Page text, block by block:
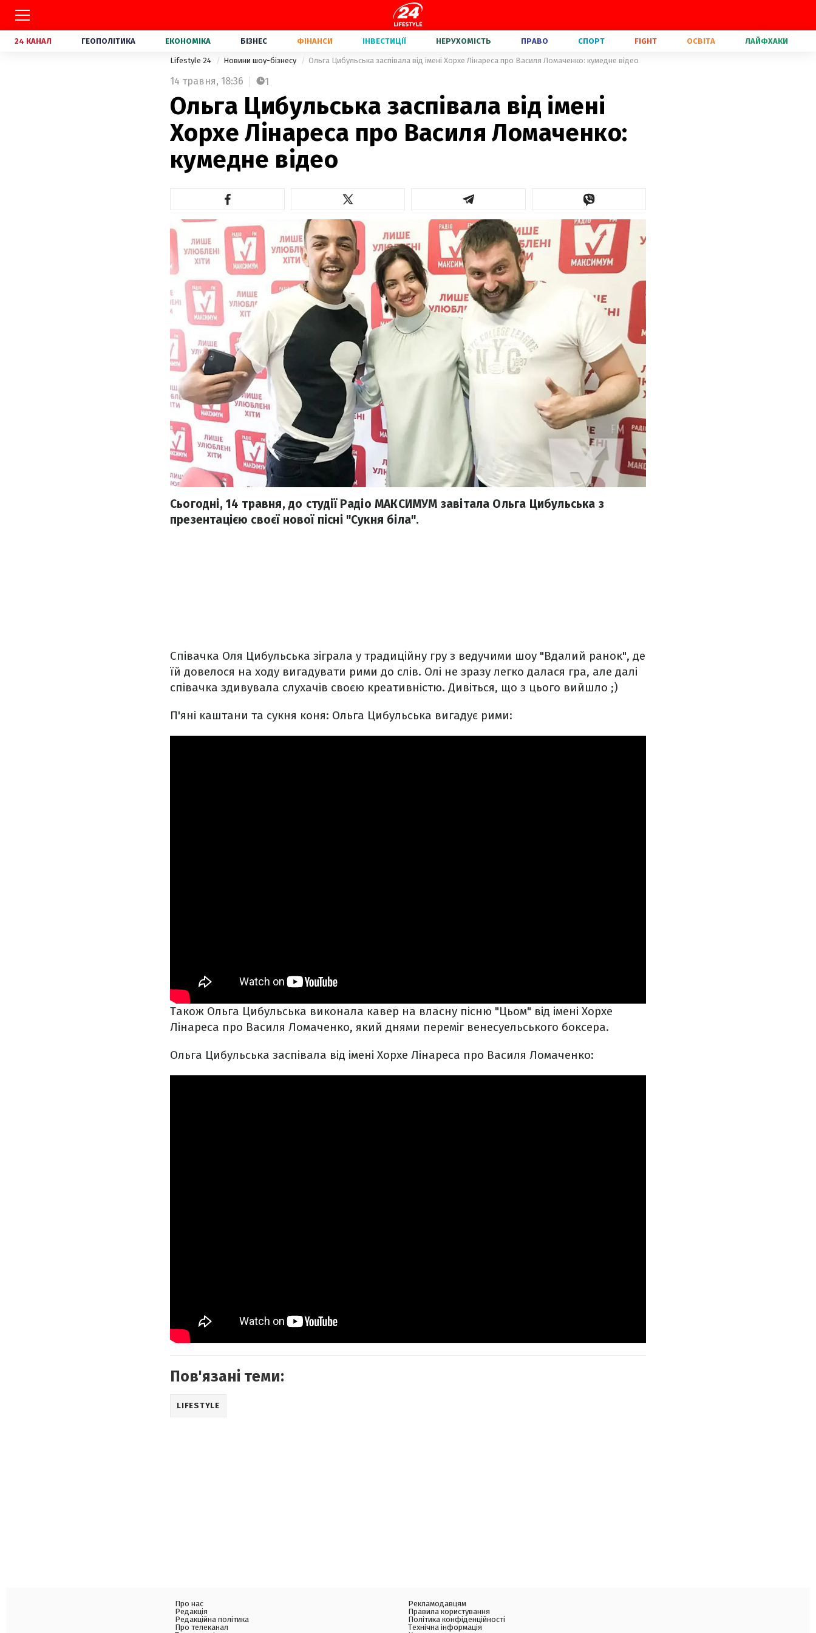
24 КАНАЛ ГЕОПОЛІТИКА ЕКОНОМІКА БІЗНЕС ФІНАНСИ ІНВЕСТИЦІЇ НЕРУХОМІСТЬ ПРАВО СПОРТ FIGHT ОСВІТА ЛАЙФХАКИ
Lifestyle 24 Новини шоу-бізнесу Ольга Цибульська заспівала від імені Хорхе Лінареса про Василя Ломаченко: кумедне відео
14 травня, 18:36 1
Ольга Цибульська заспівала від імені
Хорхе Лінареса про Василя Ломаченко:
кумедне відео
Сьогодні, 14 травня, до студії Радіо МАКСИМУМ завітала Ольга Цибульська з
презентацією своєї нової пісні "Сукня біла".
Співачка Оля Цибульська зіграла у традиційну гру з ведучими шоу "Вдалий ранок", де
їй довелося на ходу вигадувати рими до слів. Олі не зразу легко далася гра, але далі
співачка здивувала слухачів своєю креативністю. Дивіться, що з цього вийшло ;)
П'яні каштани та сукня коня: Ольга Цибульська вигадує рими:
Також Ольга Цибульська виконала кавер на власну пісню "Цьом" від імені Хорхе
Лінареса про Василя Ломаченко, який днями переміг венесуельського боксера.
Ольга Цибульська заспівала від імені Хорхе Лінареса про Василя Ломаченко:
Пов'язані теми:
LIFESTYLE
Про нас
Редакція
Редакційна політика
Про телеканал
Рекламодавцям
Правила користування
Політика конфіденційності
Технічна інформація